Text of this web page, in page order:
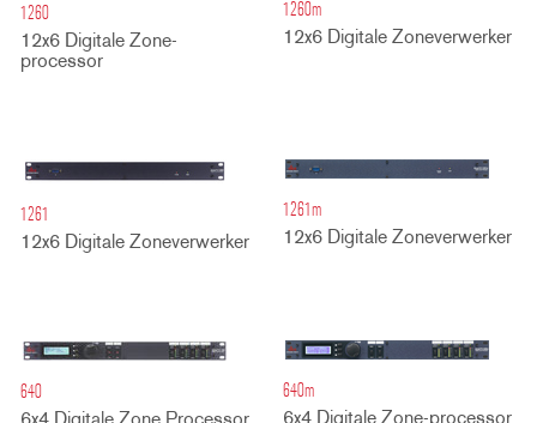
1260
12x6 Digitale Zone-
processor
1260m
12x6 Digitale Zoneverwerker
1261
12x6 Digitale Zoneverwerker
1261m
12x6 Digitale Zoneverwerker
640
640m